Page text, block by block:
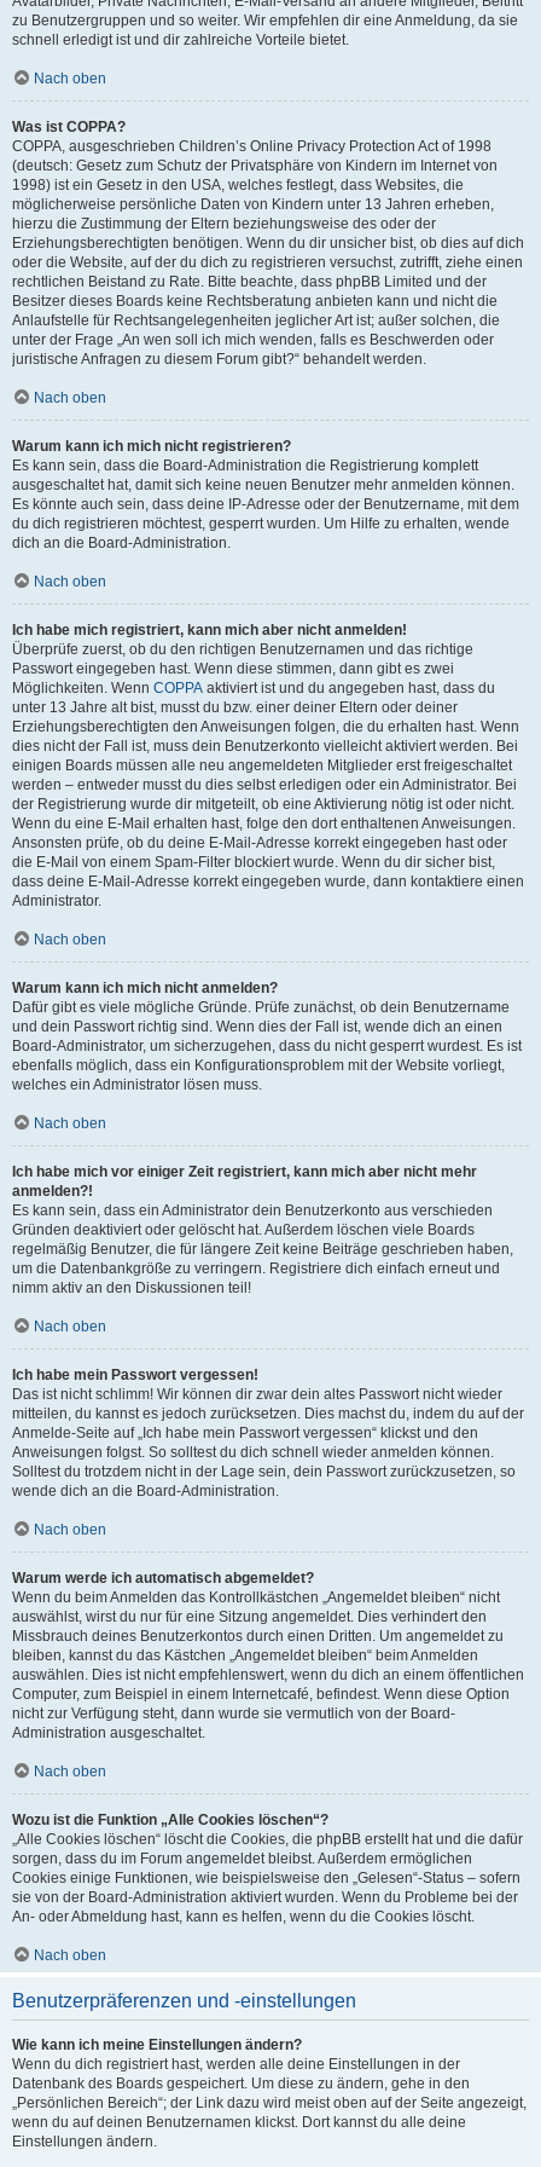
zu Benutzergruppen und so weiter. Wir empfehlen dir eine Anmeldung, da sie
schnell erledigt ist und dir zahlreiche Vorteile bietet.
Nach oben
Was ist COPPA?
COPPA, ausgeschrieben Children’s Online Privacy Protection Act of 1998
(deutsch: Gesetz zum Schutz der Privatsphäre von Kindern im Internet von
1998) ist ein Gesetz in den USA, welches festlegt, dass Websites, die
möglicherweise persönliche Daten von Kindern unter 13 Jahren erheben,
hierzu die Zustimmung der Eltern beziehungsweise des oder der
Erziehungsberechtigten benötigen. Wenn du dir unsicher bist, ob dies auf dich
oder die Website, auf der du dich zu registrieren versuchst, zutrifft, ziehe einen
rechtlichen Beistand zu Rate. Bitte beachte, dass phpBB Limited und der
Besitzer dieses Boards keine Rechtsberatung anbieten kann und nicht die
Anlaufstelle für Rechtsangelegenheiten jeglicher Art ist; außer solchen, die
unter der Frage „An wen soll ich mich wenden, falls es Beschwerden oder
juristische Anfragen zu diesem Forum gibt?“ behandelt werden.
Nach oben
Warum kann ich mich nicht registrieren?
Es kann sein, dass die Board-Administration die Registrierung komplett
ausgeschaltet hat, damit sich keine neuen Benutzer mehr anmelden können.
Es könnte auch sein, dass deine IP-Adresse oder der Benutzername, mit dem
du dich registrieren möchtest, gesperrt wurden. Um Hilfe zu erhalten, wende
dich an die Board-Administration.
Nach oben
Ich habe mich registriert, kann mich aber nicht anmelden!
Überprüfe zuerst, ob du den richtigen Benutzernamen und das richtige
Passwort eingegeben hast. Wenn diese stimmen, dann gibt es zwei
Möglichkeiten. Wenn COPPA aktiviert ist und du angegeben hast, dass du
unter 13 Jahre alt bist, musst du bzw. einer deiner Eltern oder deiner
Erziehungsberechtigten den Anweisungen folgen, die du erhalten hast. Wenn
dies nicht der Fall ist, muss dein Benutzerkonto vielleicht aktiviert werden. Bei
einigen Boards müssen alle neu angemeldeten Mitglieder erst freigeschaltet
werden – entweder musst du dies selbst erledigen oder ein Administrator. Bei
der Registrierung wurde dir mitgeteilt, ob eine Aktivierung nötig ist oder nicht.
Wenn du eine E-Mail erhalten hast, folge den dort enthaltenen Anweisungen.
Ansonsten prüfe, ob du deine E-Mail-Adresse korrekt eingegeben hast oder
die E-Mail von einem Spam-Filter blockiert wurde. Wenn du dir sicher bist,
dass deine E-Mail-Adresse korrekt eingegeben wurde, dann kontaktiere einen
Administrator.
Nach oben
Warum kann ich mich nicht anmelden?
Dafür gibt es viele mögliche Gründe. Prüfe zunächst, ob dein Benutzername
und dein Passwort richtig sind. Wenn dies der Fall ist, wende dich an einen
Board-Administrator, um sicherzugehen, dass du nicht gesperrt wurdest. Es ist
ebenfalls möglich, dass ein Konfigurationsproblem mit der Website vorliegt,
welches ein Administrator lösen muss.
Nach oben
Ich habe mich vor einiger Zeit registriert, kann mich aber nicht mehr
anmelden?!
Es kann sein, dass ein Administrator dein Benutzerkonto aus verschieden
Gründen deaktiviert oder gelöscht hat. Außerdem löschen viele Boards
regelmäßig Benutzer, die für längere Zeit keine Beiträge geschrieben haben,
um die Datenbankgröße zu verringern. Registriere dich einfach erneut und
nimm aktiv an den Diskussionen teil!
Nach oben
Ich habe mein Passwort vergessen!
Das ist nicht schlimm! Wir können dir zwar dein altes Passwort nicht wieder
mitteilen, du kannst es jedoch zurücksetzen. Dies machst du, indem du auf der
Anmelde-Seite auf „Ich habe mein Passwort vergessen“ klickst und den
Anweisungen folgst. So solltest du dich schnell wieder anmelden können.
Solltest du trotzdem nicht in der Lage sein, dein Passwort zurückzusetzen, so
wende dich an die Board-Administration.
Nach oben
Warum werde ich automatisch abgemeldet?
Wenn du beim Anmelden das Kontrollkästchen „Angemeldet bleiben“ nicht
auswählst, wirst du nur für eine Sitzung angemeldet. Dies verhindert den
Missbrauch deines Benutzerkontos durch einen Dritten. Um angemeldet zu
bleiben, kannst du das Kästchen „Angemeldet bleiben“ beim Anmelden
auswählen. Dies ist nicht empfehlenswert, wenn du dich an einem öffentlichen
Computer, zum Beispiel in einem Internetcafé, befindest. Wenn diese Option
nicht zur Verfügung steht, dann wurde sie vermutlich von der Board-
Administration ausgeschaltet.
Nach oben
Wozu ist die Funktion „Alle Cookies löschen“?
„Alle Cookies löschen“ löscht die Cookies, die phpBB erstellt hat und die dafür
sorgen, dass du im Forum angemeldet bleibst. Außerdem ermöglichen
Cookies einige Funktionen, wie beispielsweise den „Gelesen“-Status – sofern
sie von der Board-Administration aktiviert wurden. Wenn du Probleme bei der
An- oder Abmeldung hast, kann es helfen, wenn du die Cookies löscht.
Nach oben
Benutzerpräferenzen und -einstellungen
Wie kann ich meine Einstellungen ändern?
Wenn du dich registriert hast, werden alle deine Einstellungen in der
Datenbank des Boards gespeichert. Um diese zu ändern, gehe in den
„Persönlichen Bereich“; der Link dazu wird meist oben auf der Seite angezeigt,
wenn du auf deinen Benutzernamen klickst. Dort kannst du alle deine
Einstellungen ändern.